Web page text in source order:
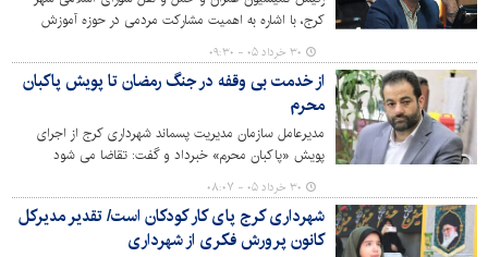
کرج، با اشاره به اهمیت مشارکت مردمی در حوزه آموزش
گفت: یکی از راه‌های بهسازی و بازسازی مدارس از نظر عمرانی
و بازتعریف آموزشی می‌تواند توسط مشارکت دادن نخبگان،
گروه های جهادی، والدین و شهروندان صورت گیرد.
۳۰ خرداد ۰۵ - ۰۹:۳۰
از خدمت بی وقفه در جنگ رمضان تا پویش پاکبان
محرم
مدیرعامل سازمان مدیریت پسماند شهرداری کرج از اجرای
پویش «پاکبان محرم» خبرداد و گفت: تقاضا می شود
شهروندان، فعالان مردمی و محیط زیستی در این پویش
مشارکت کنند.
۳۰ خرداد ۰۵ - ۰۸:۰۷
شهرداری کرج پای کار کودکان است/ تقدیر مدیرکل
کانون پرورش فکری از شهرداری